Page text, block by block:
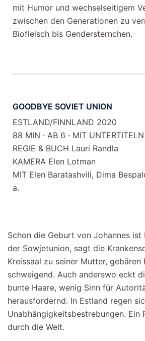
mit Humor und wechselseitigem
zwischen den Generationen zu
Biofleisch bis Gendersternchen.
GOODBYE SOVIET UNION
ESTLAND/FINNLAND 2020
88 MIN · AB 6 · MIT UNTERTITELN
REGIE & BUCH Lauri Randla
KAMERA Elen Lotman
MIT Elen Baratashvili, Dima
a.
Schon die Geburt von Johannes ist
der Sowjetunion, sagt die
Kreissaal zu seiner Mutter, gebären
schweigend. Auch anderswo eckt
bunte Haare, wenig Sinn für
herausfordernd. In Estland regen
Unabhängigkeitsbestrebungen. Ein
durch die Welt.